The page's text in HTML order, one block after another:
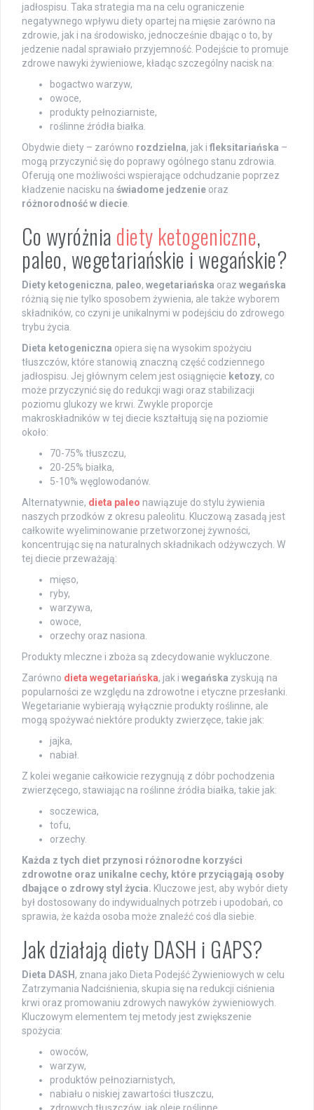
jadłospisu. Taka strategia ma na celu ograniczenie
negatywnego wpływu diety opartej na mięsie zarówno na
zdrowie, jak i na środowisko, jednocześnie dbając o to, by
jedzenie nadal sprawiało przyjemność. Podejście to promuje
zdrowe nawyki żywieniowe, kładąc szczególny nacisk na:
bogactwo warzyw,
owoce,
produkty pełnoziarniste,
roślinne źródła białka.
Obydwie diety – zarówno rozdzielna, jak i fleksitariańska –
mogą przyczynić się do poprawy ogólnego stanu zdrowia.
Oferują one możliwości wspierające odchudzanie poprzez
kładzenie nacisku na świadome jedzenie oraz
różnorodność w diecie
Co wyróżnia diety ketogeniczne,
paleo, wegetariańskie i wegańskie?
Diety ketogeniczna, paleo, wegetariańska oraz wegańska
różnią się nie tylko sposobem żywienia, ale także wyborem
składników, co czyni je unikalnymi w podejściu do zdrowego
trybu życia.
Dieta ketogeniczna opiera się na wysokim spożyciu
tłuszczów, które stanowią znaczną część codziennego
jadłospisu. Jej głównym celem jest osiągnięcie ketozy, co
może przyczynić się do redukcji wagi oraz stabilizacji
poziomu glukozy we krwi. Zwykle proporcje
makroskładników w tej diecie kształtują się na poziomie
około:
70-75% tłuszczu,
20-25% białka,
5-10% węglowodanów.
Alternatywnie, dieta paleo nawiązuje do stylu żywienia
naszych przodków z okresu paleolitu. Kluczową zasadą jest
całkowite wyeliminowanie przetworzonej żywności,
koncentrując się na naturalnych składnikach odżywczych. W
tej diecie przeważają:
mięso,
ryby,
warzywa,
owoce,
orzechy oraz nasiona.
Produkty mleczne i zboża są zdecydowanie wykluczone.
Zarówno dieta wegetariańska, jak i wegańska zyskują na
popularności ze względu na zdrowotne i etyczne przesłanki.
Wegetarianie wybierają wyłącznie produkty roślinne, ale
mogą spożywać niektóre produkty zwierzęce, takie jak:
jajka,
nabiał.
Z kolei weganie całkowicie rezygnują z dóbr pochodzenia
zwierzęcego, stawiając na roślinne źródła białka, takie jak:
soczewica,
tofu,
orzechy.
Każda z tych diet przynosi różnorodne korzyści
zdrowotne oraz unikalne cechy, które przyciągają osoby
dbające o zdrowy styl życia. Kluczowe jest, aby wybór diety
był dostosowany do indywidualnych potrzeb i upodobań, co
sprawia, że każda osoba może znaleźć coś dla siebie.
Jak działają diety DASH i GAPS?
Dieta DASH , znana jako Dieta Podejść Żywieniowych w celu
Zatrzymania Nadciśnienia, skupia się na redukcji ciśnienia
krwi oraz promowaniu zdrowych nawyków żywieniowych.
Kluczowym elementem tej metody jest zwiększenie
spożycia:
owoców,
warzyw,
produktów pełnoziarnistych,
nabiału o niskiej zawartości tłuszczu,